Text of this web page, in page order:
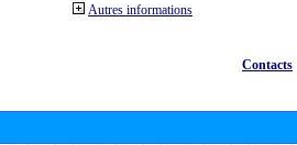
Autres informations
Contacts